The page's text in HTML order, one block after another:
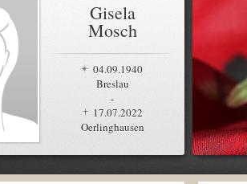
Gisela
Mosch
04.09.1940
Breslau
-
17.07.2022
Oerlinghausen